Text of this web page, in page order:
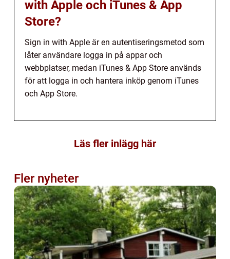
with Apple och iTunes & App
Store?
Sign in with Apple är en autentiseringsmetod som
låter användare logga in på appar och
webbplatser, medan iTunes & App Store används
för att logga in och hantera inköp genom iTunes
och App Store.
Läs fler inlägg här
Fler nyheter